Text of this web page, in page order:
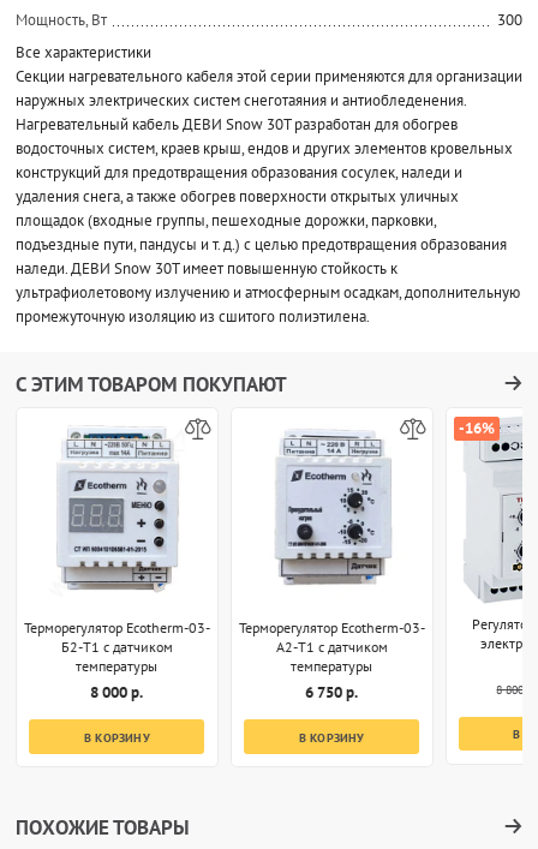
Мощность, Вт
300
Все характеристики
Секции нагревательного кабеля этой серии применяются для организации
наружных электрических систем снеготаяния и антиобледенения.
Нагревательный кабель ДЕВИ Snow 30T разработан для обогрев
водосточных систем, краев крыш, ендов и других элементов кровельных
конструкций для предотвращения образования сосулек, наледи и
удаления снега, а также обогрев поверхности открытых уличных
площадок (входные группы, пешеходные дорожки, парковки,
подъездные пути, пандусы и т. д.) с целью предотвращения образования
наледи. ДЕВИ Snow 30T имеет повышенную стойкость к
ультрафиолетовому излучению и атмосферным осадкам, дополнительную
промежуточную изоляцию из сшитого полиэтилена.
С ЭТИМ ТОВАРОМ ПОКУПАЮТ
Терморегулятор Ecotherm-03-
Б2-T1 с датчиком
температуры
8 000 р.
В КОРЗИНУ
Терморегулятор Ecotherm-03-
А2-T1 с датчиком
температуры
6 750 р.
В КОРЗИНУ
-16%
8 800 р.
В
ПОХОЖИЕ ТОВАРЫ